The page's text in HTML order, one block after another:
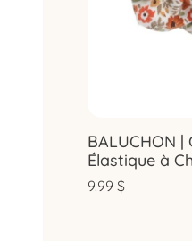
BALUCHON |
Élastique à
9.99 $